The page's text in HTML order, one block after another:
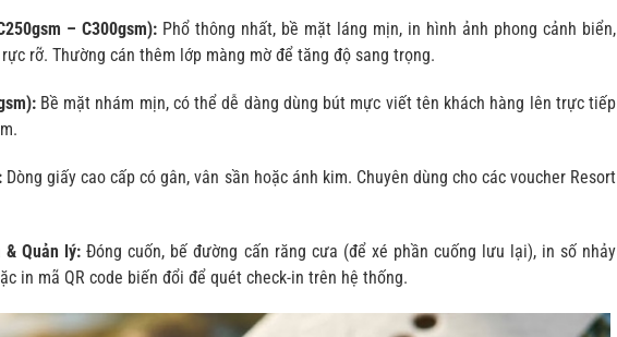
– C300gsm): Phổ thông nhất, bề mặt láng mịn, in hình ảnh phong cảnh biển,
rỡ. Thường cán thêm lớp màng mờ để tăng độ sang trọng.
Bề mặt nhám mịn, có thể dễ dàng dùng bút mực viết tên khách hàng lên trực tiếp
Dòng giấy cao cấp có gân, vân sần hoặc ánh kim. Chuyên dùng cho các voucher Resort
& Quản lý: Đóng cuốn, bế đường cấn răng cưa (để xé phần cuống lưu lại), in số nhảy
in mã QR code biến đổi để quét check-in trên hệ thống.